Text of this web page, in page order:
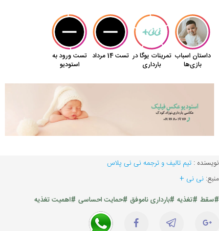
نویسنده : تیم تالیف و ترجمه نی نی پلاس
منبع: نی نی +
#سقط #تغذیه #بارداری ناموفق #حمایت احساسی #اهمیت تغذیه